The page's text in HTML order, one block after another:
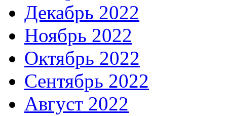
Декабрь 2022
Ноябрь 2022
Октябрь 2022
Сентябрь 2022
Август 2022